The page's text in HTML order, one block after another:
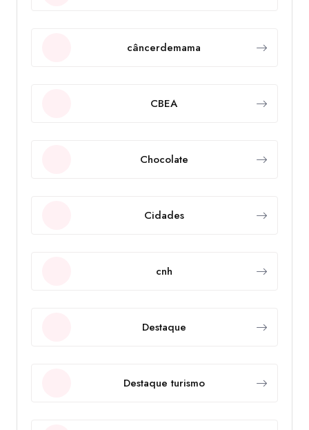
câncerdemama
CBEA
Chocolate
Cidades
cnh
Destaque
Destaque turismo